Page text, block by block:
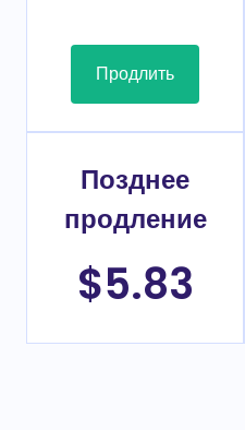
Продлить
Позднее
продление
$5.83